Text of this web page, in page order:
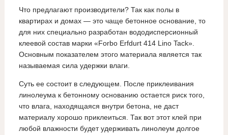
Что предлагают производители? Так как полы в
квартирах и домах — это чаще бетонное основание, то
для них специально разработан вододисперсионный
клеевой состав марки «Forbo Erfdurt 414 Lino Tack».
Основным показателем этого материала является так
называемая сила удержки влаги.
Суть ее состоит в следующем. После приклеивания
линолеума к бетонному основанию остается риск того,
что влага, находящаяся внутри бетона, не даст
материалу хорошо приклеиться. Так вот этот клей при
любой влажности будет удерживать линолеум долгое